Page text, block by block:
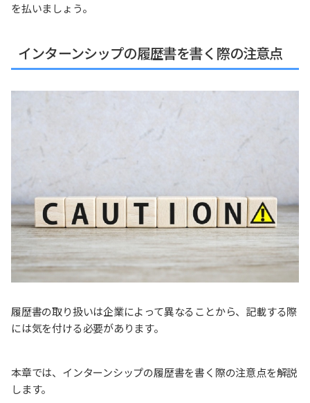
を払いましょう。
インターンシップの履歴書を書く際の注意点
履歴書の取り扱いは企業によって異なることから、記載する際
には気を付ける必要があります。
本章では、インターンシップの履歴書を書く際の注意点を解説
します。